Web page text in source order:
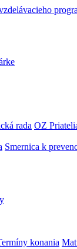
rada OZ
Smernica k
konania